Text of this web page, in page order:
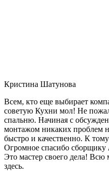
Кристина Шатунова
Всем, кто еще выбирает
советую Кухни мол! Не
спальню. Начиная с
монтажом никаких проблем
быстро и качественно. К
Огромное спасибо сборщику
Это мастер своего дела! Всю
здесь.